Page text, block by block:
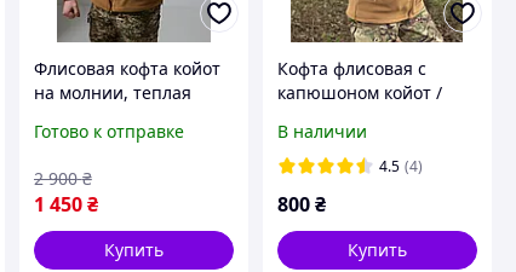
Флисовая кофта койот
на молнии, теплая
флиска койот зсу L
Готово к отправке
1 450 ₴
2 900 ₴
Купить
Кофта флисовая с
капюшоном койот /
флиска с капюшоном
койот / флиска нгу
В наличии
4.5 (4)
800₴
Купить